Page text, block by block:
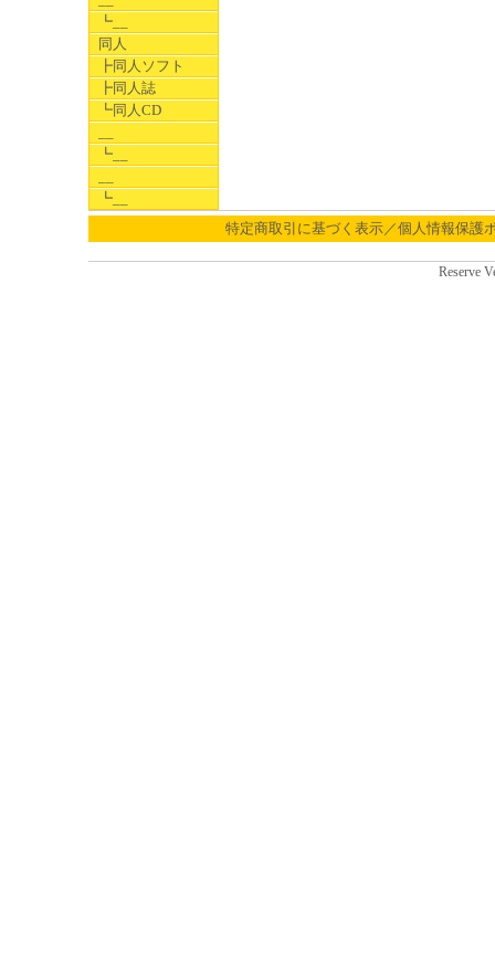
┗__
同人
┣同人ソフト
┣同人誌
┗同人CD
┗__
┗__
特定商取引に基づく表示／個人情報保護
Reserve